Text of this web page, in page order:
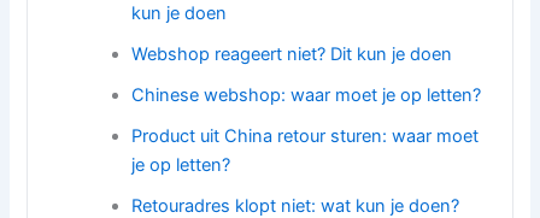
kun je doen
Webshop reageert niet? Dit kun je doen
Chinese webshop: waar moet je op letten?
Product uit China retour sturen: waar moet
je op letten?
Retouradres klopt niet: wat kun je doen?